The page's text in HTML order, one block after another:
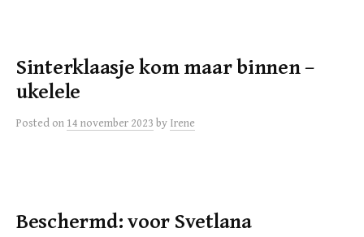
Sinterklaasje kom maar binnen –
ukelele
Posted on 14 november 2023 by Irene
Beschermd: voor Svetlana